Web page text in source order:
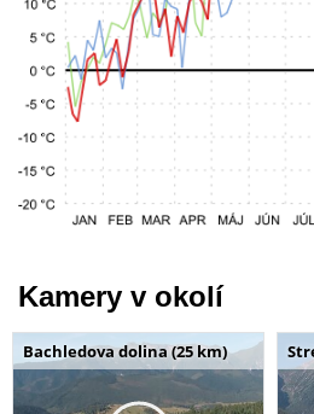
Kamery v okolí
Bachledova dolina (25 km)